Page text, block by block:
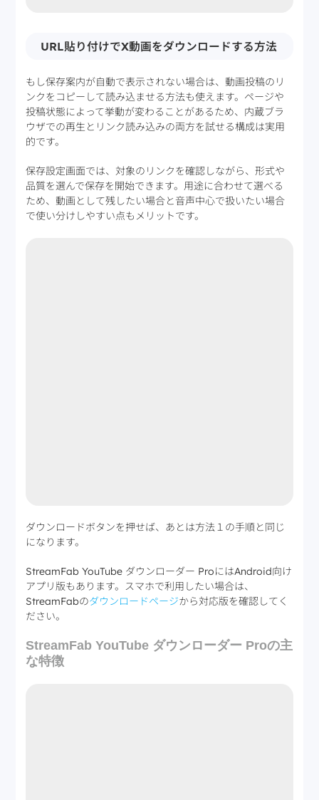
URL貼り付けでX動画をダウンロードする方法
もし保存案内が自動で表示されない場合は、動画投稿のリ
ンクをコピーして読み込ませる方法も使えます。ページや
投稿状態によって挙動が変わることがあるため、内蔵ブラ
ウザでの再生とリンク読み込みの両方を試せる構成は実用
的です。
保存設定画面では、対象のリンクを確認しながら、形式や
品質を選んで保存を開始できます。用途に合わせて選べる
ため、動画として残したい場合と音声中心で扱いたい場合
で使い分けしやすい点もメリットです。
ダウンロードボタンを押せば、あとは方法１の手順と同じ
になります。
StreamFab YouTube ダウンローダー ProにはAndroid向け
アプリ版もあります。スマホで利用したい場合は、
StreamFabのダウンロードページから対応版を確認してく
ださい。
StreamFab YouTube ダウンローダー Proの主
な特徴